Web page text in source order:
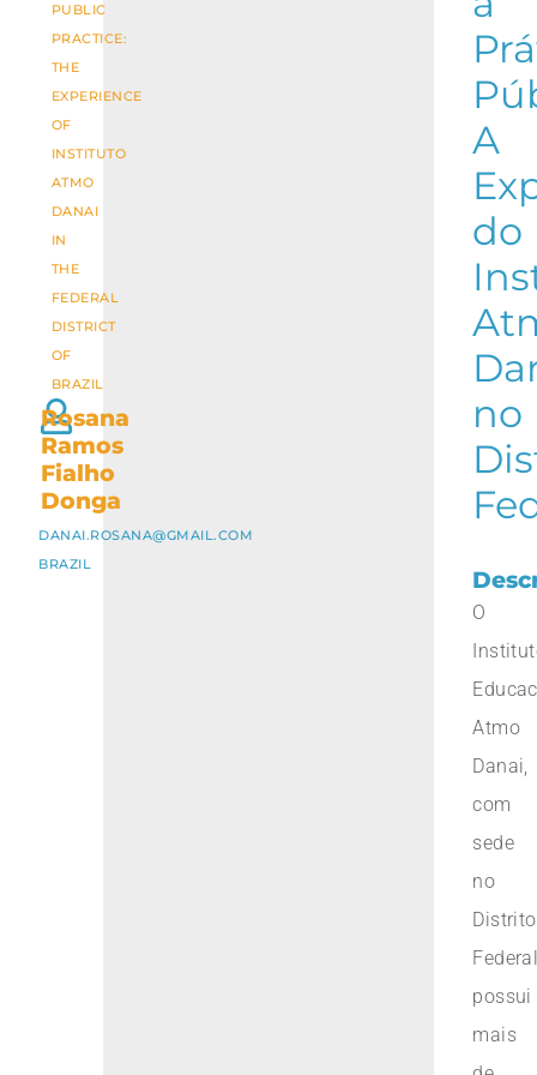
PUBLIC
PRACTICE:
THE
EXPERIENCE
OF
INSTITUTO
ATMO
DANAI
IN
THE
FEDERAL
DISTRICT
OF
BRAZIL
Rosana
Ramos
Fialho
Donga
DANAI.ROSANA@GMAIL.COM
BRAZIL
A
do
no
O
Atmo
Danai,
com
sede
no
Distrito
possui
mais